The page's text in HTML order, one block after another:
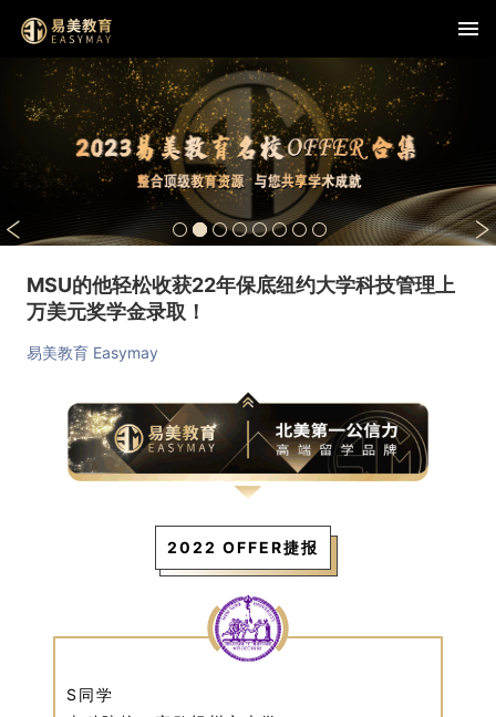
MSU的他轻松收获22年保底纽约大学科技管理上
万美元奖学金录取！
易美教育 Easymay
2022 OFFER捷报
S同学